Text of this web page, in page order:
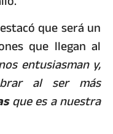
que será un
que llegan al
entusiasman y,
al ser más
que es a nuestra